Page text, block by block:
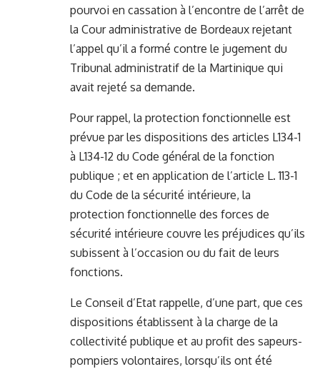
pourvoi en cassation à l’encontre de l’arrêt de
la Cour administrative de Bordeaux rejetant
l’appel qu’il a formé contre le jugement du
Tribunal administratif de la Martinique qui
avait rejeté sa demande.
Pour rappel, la protection fonctionnelle est
prévue par les dispositions des articles L134-1
à L134-12 du Code général de la fonction
publique ; et en application de l’article L. 113-1
du Code de la sécurité intérieure, la
protection fonctionnelle des forces de
sécurité intérieure couvre les préjudices qu’ils
subissent à l’occasion ou du fait de leurs
fonctions.
Le Conseil d’Etat rappelle, d’une part, que ces
dispositions établissent à la charge de la
collectivité publique et au profit des sapeurs-
pompiers volontaires, lorsqu’ils ont été